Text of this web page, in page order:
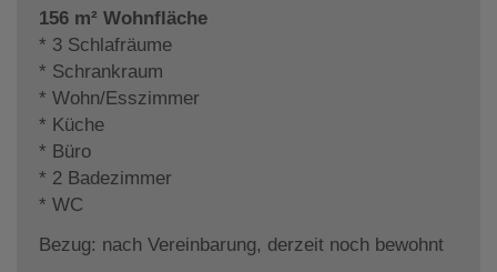
156 m² Wohnfläche
* 3 Schlafräume
* Schrankraum
* Wohn/Esszimmer
* Küche
* Büro
* 2 Badezimmer
* WC
Bezug: nach Vereinbarung, derzeit noch bewohnt